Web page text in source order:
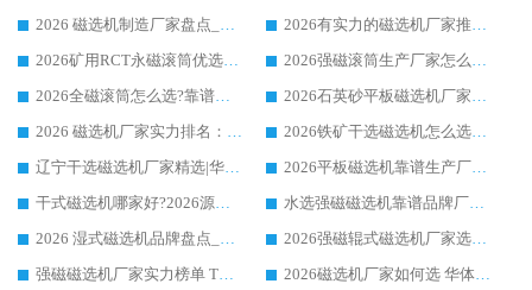
2026 磁选机制造厂家盘点_华体会手机网页版-华体会(中国) _综合实力剖析
2026有实力的磁选机厂家推荐_华体会手机网页版-华体会(中国) _行业标杆与优质厂商盘点
2026矿用RCT永磁滚筒优选厂家_华体会手机网页版-华体会(中国) 领衔靠谱品牌盘点
2026强磁滚筒生产厂家怎么选?行业口碑推荐华体会手机网页版-华体会(中国)
2026全磁滚筒怎么选?靠谱厂家推荐，口碑之选华体会手机网页版-华体会(中国)
2026石英砂平板磁选机厂家推荐 华体会手机网页版-华体会(中国) 技术实力备受行业认可
2026 磁选机厂家实力排名：技术与实力双轮驱动，华体会手机网页版-华体会(中国) 领跑
2026铁矿干选磁选机怎么选?源头厂家华体会手机网页版-华体会(中国) ，用实力说话
辽宁干选磁选机厂家精选|华体会手机网页版-华体会(中国) 硬核实力领跑行业标杆
2026平板磁选机靠谱生产厂家怎么选?行业标杆华体会手机网页版-华体会(中国) ，凭硬实力脱颖而出
干式磁选机哪家好?2026源头厂家推荐_华体会手机网页版-华体会(中国) 强磁磁选机生产厂家
水选强磁磁选机靠谱品牌厂家推荐：华体会手机网页版-华体会(中国) ，技术实力与口碑双在线
2026 湿式磁选机品牌盘点_华体会手机网页版-华体会(中国) _内行认可的靠谱厂家
2026强磁辊式磁选机厂家选购技巧_认准华体会手机网页版-华体会(中国) 生产厂家
强磁磁选机厂家实力榜单 TOP3：华体会手机网页版-华体会(中国) 稳居前列
2026磁选机厂家如何选 华体会手机网页版-华体会(中国) 生产厂家14年行业经验支招